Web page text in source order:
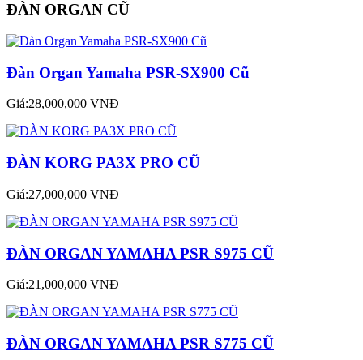
ĐÀN ORGAN CŨ
Đàn Organ Yamaha PSR-SX900 Cũ
Giá:28,000,000 VNĐ
ĐÀN KORG PA3X PRO CŨ
Giá:27,000,000 VNĐ
ĐÀN ORGAN YAMAHA PSR S975 CŨ
Giá:21,000,000 VNĐ
ĐÀN ORGAN YAMAHA PSR S775 CŨ